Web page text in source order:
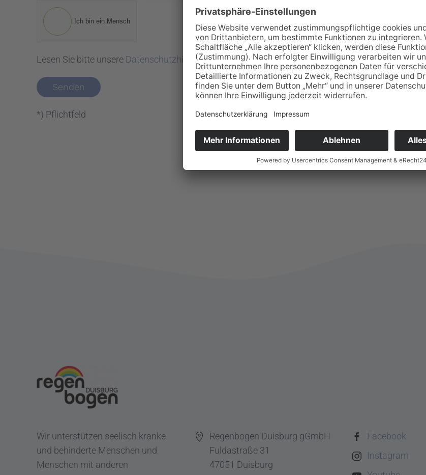
Ich bin ein Mensch
Lesen Sie bitte unsere Datenschutzhinweise für Bewerber*innen (PDF)--> Öffnet in neuem Fenster.
Senden
*) Pflichtfeld
Wir unterstützen seelisch kranke
und behinderte Menschen und
Menschen mit anderen
Regenbogen Duisburg gGmbH
Fuldastraße 31
47051 Duisburg
Facebook
Instagram